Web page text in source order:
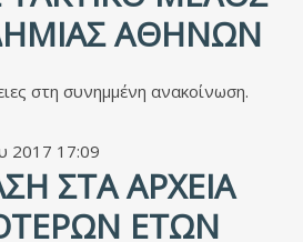
ΑΘΗΝΏΝ
στη συνημμένη ανακοίνωση.
2017 17:09
ΣΤΑ ΑΡΧΕΊΑ
ΕΤΏΝ